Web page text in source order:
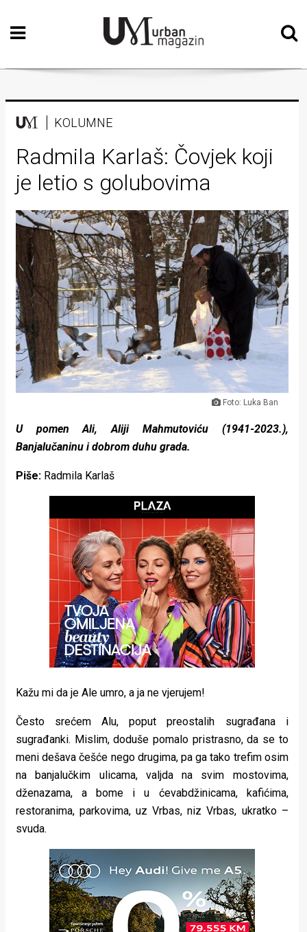
Početna
Vizualne
Teatar
Književnost
Muzika
Intervju
Kolumne
Kultura
Lifestyle
Beauty
Fashion
Za
Aktuelnosti
About
Urban
Magazin
KOLUMNE
Radmila Karlaš: Čovjek koji
je letio s golubovima
Foto: Luka Ban
U pomen Ali, Aliji Mahmutoviću (1941-2023.),
Banjalučaninu i dobrom duhu grada.
Piše: Radmila Karlaš
Kažu mi da je Ale umro, a ja ne vjerujem!
Često srećem Alu, poput preostalih sugrađana i
sugrađanki. Mislim, doduše pomalo pristrasno, da se to
meni dešava češće nego drugima, pa ga tako trefim osim
na banjalučkim ulicama, valjda na svim mostovima,
dženazama, a bome i u ćevabdžinicama, kafićima,
restoranima, parkovima, uz Vrbas, niz Vrbas, ukratko –
svuda.